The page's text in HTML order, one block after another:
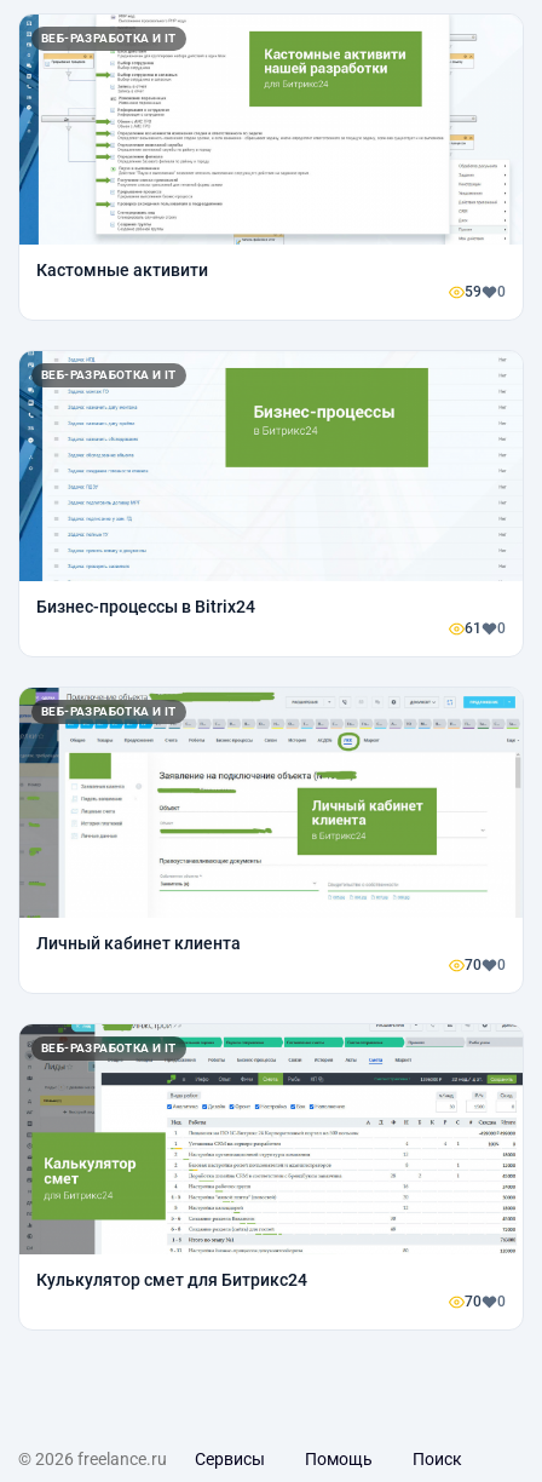
ВЕБ-РАЗРАБОТКА И IT
Кастомные активити
59 0
ВЕБ-РАЗРАБОТКА И IT
Бизнес-процессы в Bitrix24
61 0
ВЕБ-РАЗРАБОТКА И IT
Личный кабинет клиента
70 0
ВЕБ-РАЗРАБОТКА И IT
Кулькулятор смет для Битрикс24
70 0
© 2026 freelance.ru Сервисы Помощь Поиск